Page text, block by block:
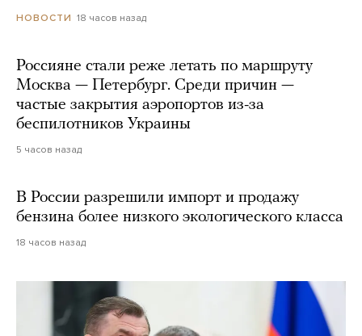
НОВОСТИ 18 часов назад
Россияне стали реже летать по маршруту
Москва — Петербург. Среди причин —
частые закрытия аэропортов из-за
беспилотников Украины
5 часов назад
В России разрешили импорт и продажу
бензина более низкого экологического класса
18 часов назад